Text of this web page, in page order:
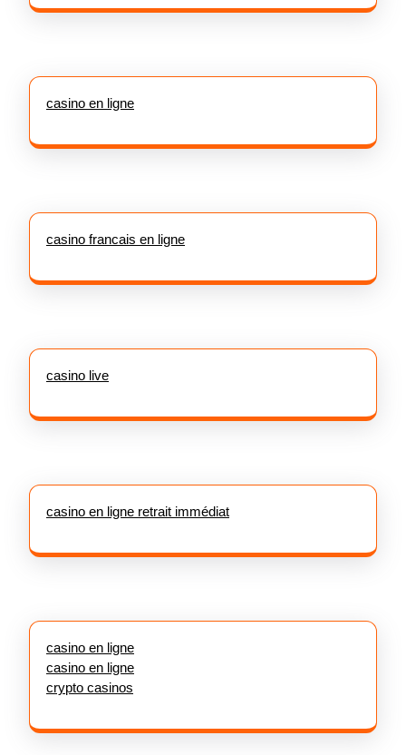
casino en ligne
casino francais en ligne
casino live
casino en ligne retrait immédiat
casino en ligne
casino en ligne
crypto casinos